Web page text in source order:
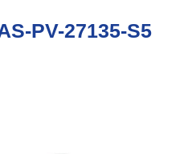
PV-27135-S5